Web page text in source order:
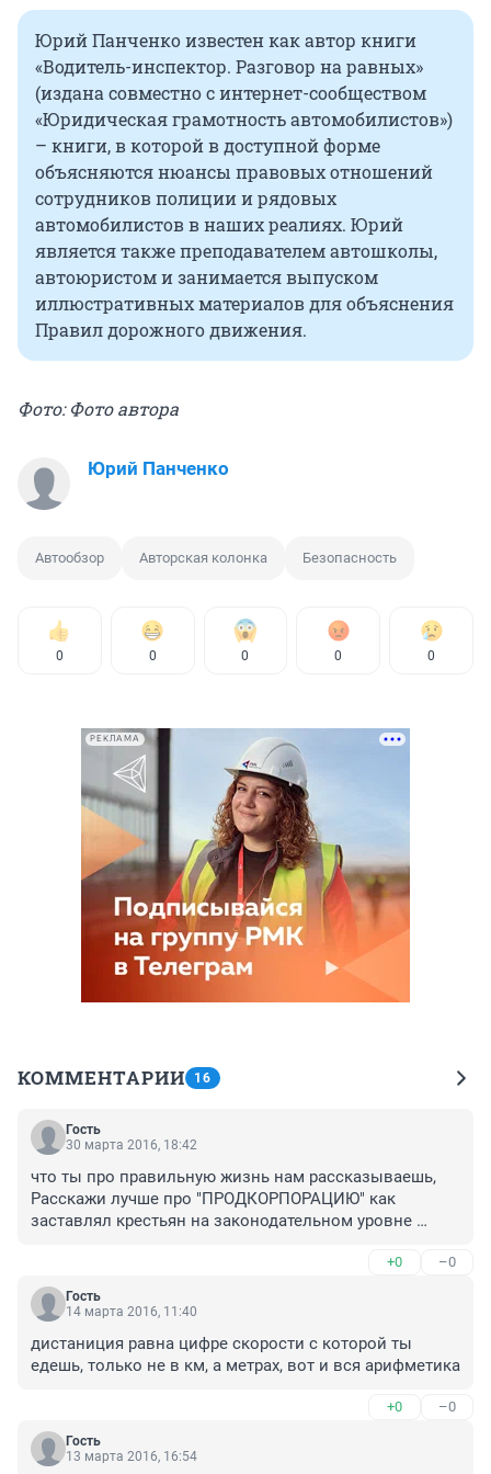
Юрий Панченко известен как автор книги
«Водитель-инспектор. Разговор на равных»
(издана совместно с интернет-сообществом
«Юридическая грамотность автомобилистов»)
– книги, в которой в доступной форме
объясняются нюансы правовых отношений
сотрудников полиции и рядовых
автомобилистов в наших реалиях. Юрий
является также преподавателем автошколы,
автоюристом и занимается выпуском
иллюстративных материалов для объяснения
Правил дорожного движения.
Фото: Фото автора
Юрий Панченко
Автообзор Авторская колонка Безопасность
0 0 0 0 0
РЕКЛАМА
КОММЕНТАРИИ 16
Гость
30 марта 2016, 18:42
что ты про правильную жизнь нам рассказываешь,
Расскажи лучше про "ПРОДКОРПОРАЦИЮ" как
заставлял крестьян на законодательном уровне
+0 –0
Гость
14 марта 2016, 11:40
дистаниция равна цифре скорости с которой ты
едешь, только не в км, а метрах, вот и вся арифметика
+0 –0
Гость
13 марта 2016, 16:54